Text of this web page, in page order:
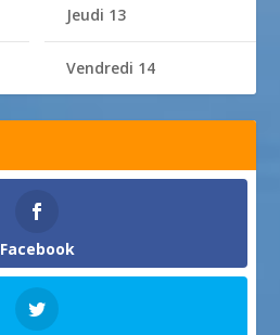
Jeudi 13
Vendredi 14
Facebook